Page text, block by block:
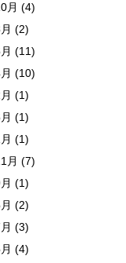
月 (4)
(2)
(11)
(10)
(1)
(1)
(1)
月 (7)
(1)
(2)
(3)
(4)